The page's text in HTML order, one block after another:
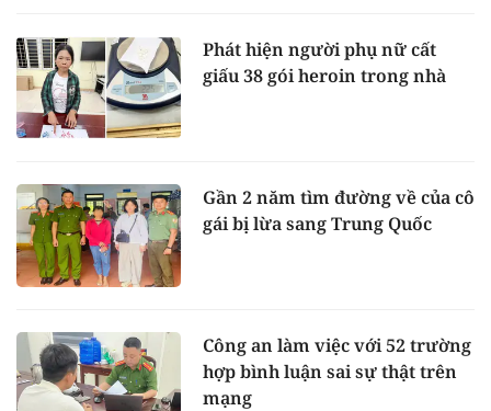
Phát hiện người phụ nữ cất
giấu 38 gói heroin trong nhà
Gần 2 năm tìm đường về của cô
gái bị lừa sang Trung Quốc
Công an làm việc với 52 trường
hợp bình luận sai sự thật trên
mạng